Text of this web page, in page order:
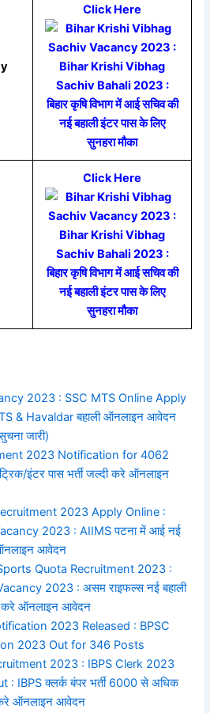
Click Here
Click Here
2023 : SSC MTS Online Apply
& Havaldar बहाली ऑनलाइन आवेदन
जारी)
2023 Notification for 4062
इंटर पास भर्ती जल्दी करे ऑनलाइन
2023 Apply Online :
2023 : AIIMS पटना में आई नई
आवेदन
Quota Recruitment 2023 :
2023 : असम राइफल्स नई बहाली
करे ऑनलाइन आवेदन
2023 Released : BPSC
2023 Out for 346 Posts
2023 : IBPS Clerk 2023
: IBPS क्लर्क बंपर भर्ती 6000 से अधिक
ऑनलाइन आवेदन